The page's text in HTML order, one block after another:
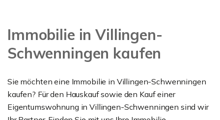
Immobilie in Villingen-
Schwenningen kaufen
Sie möchten eine Immobilie in Villingen-Schwenningen
kaufen? Für den Hauskauf sowie den Kauf einer
Eigentumswohnung in Villingen-Schwenningen sind wir